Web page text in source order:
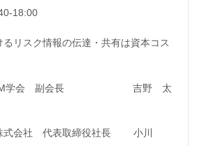
18:00
るリスク情報の伝達・共有は資本コス
ERM学会 副会長 吉野 太
株式会社 代表取締役社長 小川